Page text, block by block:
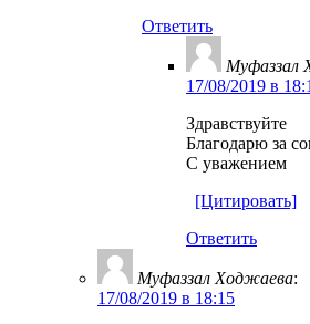
Ответить
Муфаззал
17/08/2019 в
Здравствуйте
Благодарю за
С уважением
[Цитировать]
Ответить
Муфаззал Ходжаева:
17/08/2019 в 18:15